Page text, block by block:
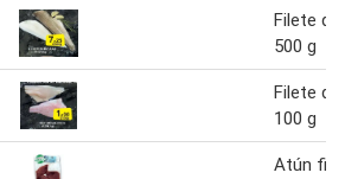
Filete
500 g
Filete
100 g
Atún